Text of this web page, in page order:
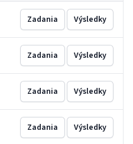
Zadania Výsledky
Zadania Výsledky
Zadania Výsledky
Zadania Výsledky